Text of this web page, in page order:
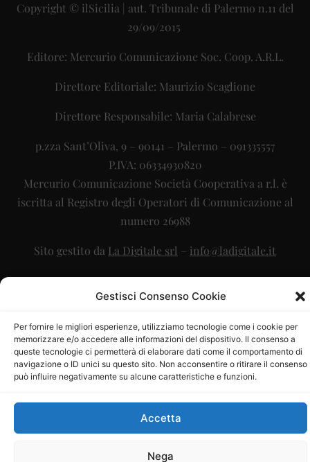
Gestisci Consenso Cookie
Per fornire le migliori esperienze, utilizziamo tecnologie come i cookie per
memorizzare e/o accedere alle informazioni del dispositivo. Il consenso a
queste tecnologie ci permetterà di elaborare dati come il comportamento di
navigazione o ID unici su questo sito. Non acconsentire o ritirare il consenso
può influire negativamente su alcune caratteristiche e funzioni.
Accetta
Nega
Copyright © ilSicilia | aut. Tribunale di Palermo n.11 del
29/09/2015
Editore: Mercurio Comunicazione Soc. Coop. A.R.L.
Direttore Editoriale: Maurizio Scaglione
Direttore Responsabile: Maria Calabrese
p.zza Sant’Oliva, 9 – 90141 – Palermo – 091335557
P.IVA: 06334930820
Mercurio Comunicazione Società Cooperativa a r.l. è
iscritta al Registro degli Operatori di Comunicazione al
numero 26988
Sito gestito da La Digitale srl – info@ladigitale.it